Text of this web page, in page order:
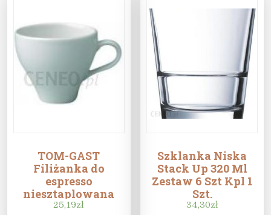
TOM-GAST
Filiżanka do
espresso
niesztaplowana
LRCU09
25,19zł
Szklanka Niska
Stack Up 320 Ml
Zestaw 6 Szt Kpl 1
Szt.
34,30zł